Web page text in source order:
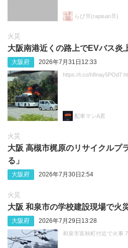
らぴ🐰(rapisan🐰)
火災
大阪南港近くの路上でEVバス炎
大阪府 2026年7月31日12:33
https://t.co/h8nay5POd7
配車マンA君
火災
大阪 高槻市梶原のリサイクルプ
る」
大阪府 2026年7月30日2:54
火災
大阪 和泉市の学校建設現場で火
大阪府 2026年7月29日13:28
和泉市富秋町付近で火事